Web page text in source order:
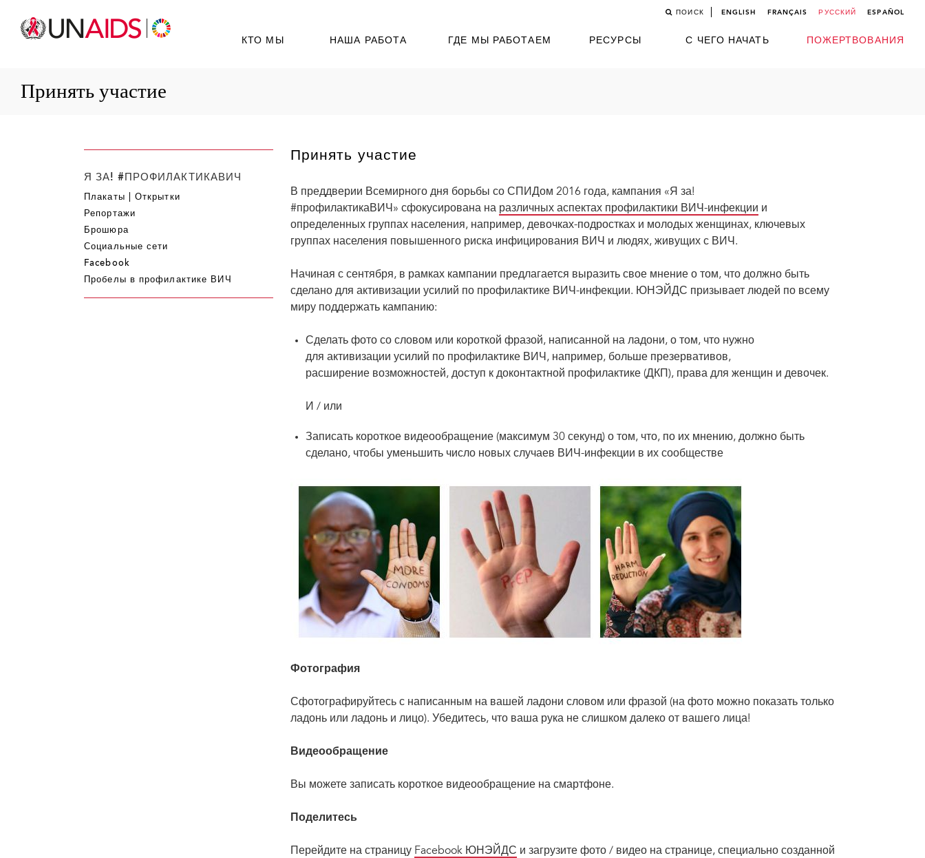
ПОИСК ENGLISH FRANÇAIS РУССКИЙ ESPAÑOL
КТО МЫ НАША РАБОТА ГДЕ МЫ РАБОТАЕМ РЕСУРСЫ С ЧЕГО НАЧАТЬ ПОЖЕРТВОВАНИЯ
Принять участие
Принять участие
В преддверии Всемирного дня борьбы со СПИДом 2016 года, кампания «Я за!
#профилактикаВИЧ» сфокусирована на различных аспектах профилактики ВИЧ-инфекции и
определенных группах населения, например, девочках-подростках и молодых женщинах, ключевых
группах населения повышенного риска инфицирования ВИЧ и людях, живущих с ВИЧ.
Начиная с сентября, в рамках кампании предлагается выразить свое мнение о том, что должно быть
сделано для активизации усилий по профилактике ВИЧ-инфекции. ЮНЭЙДС призывает людей по всему
миру поддержать кампанию:
Сделать фото со словом или короткой фразой, написанной на ладони, о том, что нужно
для активизации усилий по профилактике ВИЧ, например, больше презервативов,
расширение возможностей, доступ к доконтактной профилактике (ДКП), права для женщин и девочек.
И / или
Записать короткое видеообращение (максимум 30 секунд) о том, что, по их мнению, должно быть
сделано, чтобы уменьшить число новых случаев ВИЧ-инфекции в их сообществе
Фотография
Сфотографируйтесь с написанным на вашей ладони словом или фразой (на фото можно показать только
ладонь или ладонь и лицо). Убедитесь, что ваша рука не слишком далеко от вашего лица!
Видеообращение
Вы можете записать короткое видеообращение на смартфоне.
Поделитесь
Перейдите на страницу Facebook ЮНЭЙДС и загрузите фото / видео на странице, специально созданной
Я ЗА! #ПРОФИЛАКТИКАВИЧ
Плакаты | Открытки
Репортажи
Брошюра
Социальные сети
Facebook
Пробелы в профилактике ВИЧ